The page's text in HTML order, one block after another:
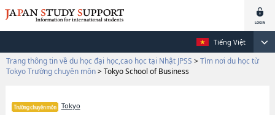
Tiếng Việt
Trang thông tin về du học đại học,cao học tại Nhật JPSS > Tìm nơi du học từ
Tokyo Trường chuyên môn> Tokyo School of Business
Tokyo